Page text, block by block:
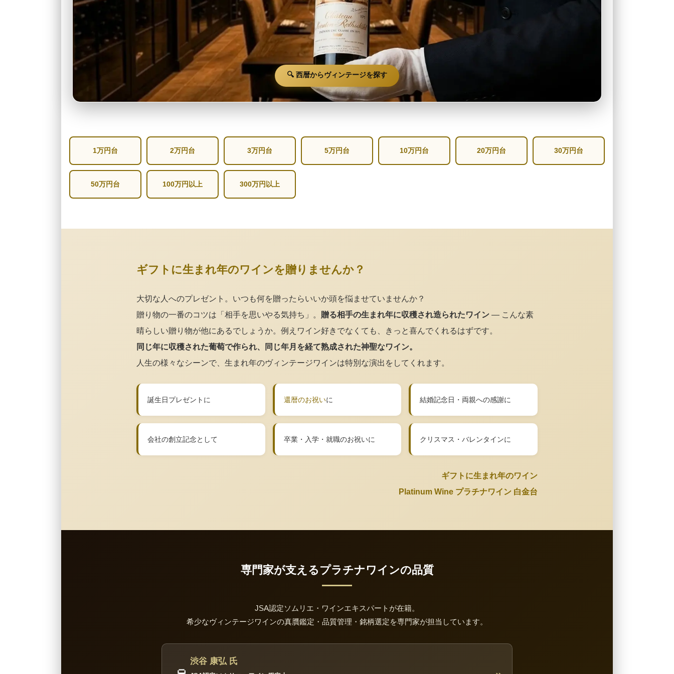
🔍 西暦からヴィンテージを探す
1万円台 2万円台 3万円台 5万円台 10万円台 20万円台 30万円台
50万円台 100万円以上 300万円以上
ギフトに生まれ年のワインを贈りませんか？
大切な人へのプレゼント。いつも何を贈ったらいいか頭を悩ませていませんか？
贈り物の一番のコツは「相手を思いやる気持ち」。 贈る相手の生まれ年に収穫され造られたワイン — こんな素
晴らしい贈り物が他にあるでしょうか。例えワイン好きでなくても、きっと喜んでくれるはずです。
同じ年に収穫された葡萄で作られ、同じ年月を経て熟成された神聖なワイン。
人生の様々なシーンで、生まれ年のヴィンテージワインは特別な演出をしてくれます。
誕生日プレゼントに 還暦のお祝いに 結婚記念日・両親への感謝に
会社の創立記念として 卒業・入学・就職のお祝いに クリスマス・バレンタインに
ギフトに生まれ年のワイン
Platinum Wine プラチナワイン 白金台
専門家が支えるプラチナワインの品質
JSA認定ソムリエ・ワインエキスパートが在籍。
希少なヴィンテージワインの真贋鑑定・品質管理・銘柄選定を専門家が担当しています。
渋谷 康弘 氏